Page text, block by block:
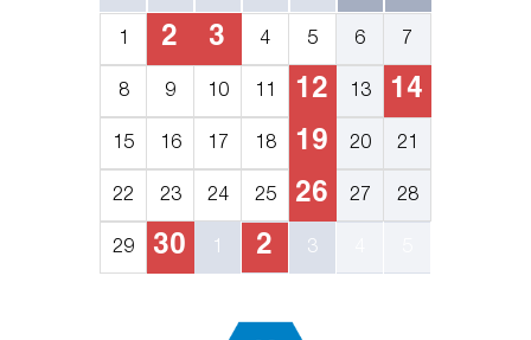
1 2 3 4 5 6 7
8 9 10 11 12 13 14
15 16 17 18 19 20 21
22 23 24 25 26 27 28
29 30 1 2 3